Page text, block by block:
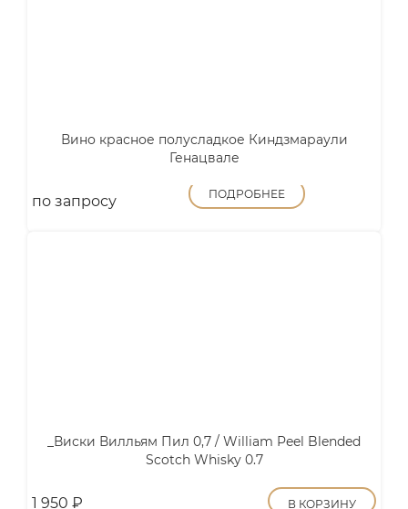
Вино красное полусладкое Киндзмараули
Генацвале
по запросу ПОДРОБНЕЕ
_Виски Вилльям Пил 0,7 / William Peel Blended
Scotch Whisky 0.7
1 950 ₽ В КОРЗИНУ